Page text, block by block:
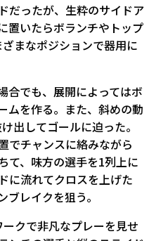
だったが、生粋のサイドア
置いたらボランチやトップ
まなポジションで器用に
合でも、展開によってはボ
ムを作る。また、斜めの動
出してゴールに迫った。
でチャンスに絡みながら
て、味方の選手を1列上に
に流れてクロスを上げた
ブレイクを狙う。
クで非凡なプレーを見せ